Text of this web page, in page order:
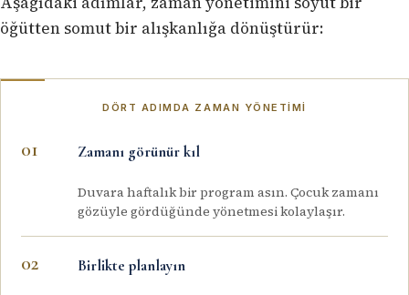
öğütten somut bir alışkanlığa dönüştürür:
DÖRT ADIMDA ZAMAN YÖNETIMI
Zamanı görünür kıl
Duvara haftalık bir program asın. Çocuk zamanı
gözüyle gördüğünde yönetmesi kolaylaşır.
Birlikte planlayın